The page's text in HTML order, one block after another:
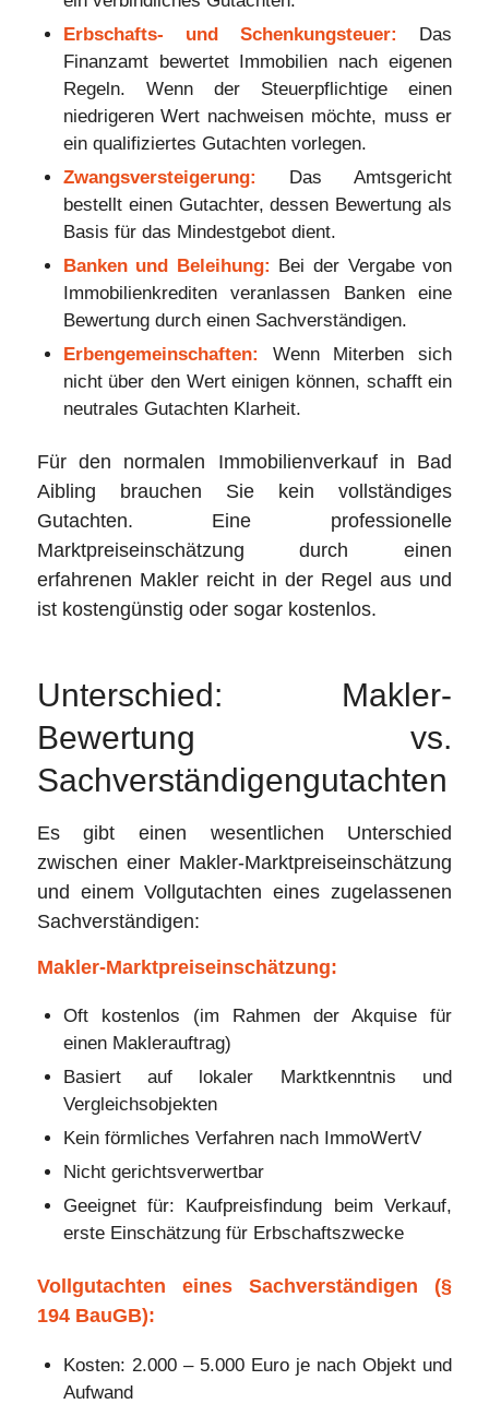
Erbschafts- und Schenkungsteuer:
Das
Finanzamt bewertet Immobilien nach eigenen
Regeln. Wenn der Steuerpflichtige einen
niedrigeren Wert nachweisen möchte, muss er
ein qualifiziertes Gutachten vorlegen.
Zwangsversteigerung: Das Amtsgericht
bestellt einen Gutachter, dessen Bewertung als
Basis für das Mindestgebot dient.
Banken und Beleihung: Bei der Vergabe von
Immobilienkrediten veranlassen Banken eine
Bewertung durch einen Sachverständigen.
Erbengemeinschaften: Wenn Miterben sich
nicht über den Wert einigen können, schafft ein
neutrales Gutachten Klarheit.
Für den normalen Immobilienverkauf in Bad
Aibling brauchen Sie kein vollständiges
Gutachten. Eine professionelle
Marktpreiseinschätzung durch einen
erfahrenen Makler reicht in der Regel aus und
ist kostengünstig oder sogar kostenlos.
Unterschied: Makler-
Bewertung vs.
Sachverständigengutachten
Es gibt einen wesentlichen Unterschied
zwischen einer Makler-Marktpreiseinschätzung
und einem Vollgutachten eines zugelassenen
Sachverständigen:
Makler-Marktpreiseinschätzung:
Oft kostenlos (im Rahmen der Akquise für
einen Maklerauftrag)
Basiert auf lokaler Marktkenntnis und
Vergleichsobjekten
Kein förmliches Verfahren nach ImmoWertV
Nicht gerichtsverwertbar
Geeignet für: Kaufpreisfindung beim Verkauf,
erste Einschätzung für Erbschaftszwecke
Vollgutachten eines Sachverständigen (§
194 BauGB):
Kosten: 2.000 – 5.000 Euro je nach Objekt und
Aufwand